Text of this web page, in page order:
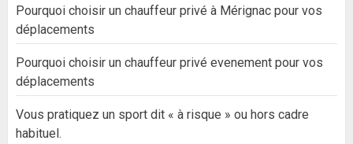
Pourquoi choisir un chauffeur privé à Mérignac pour vos
déplacements
Pourquoi choisir un chauffeur privé evenement pour vos
déplacements
Vous pratiquez un sport dit « à risque » ou hors cadre
habituel.